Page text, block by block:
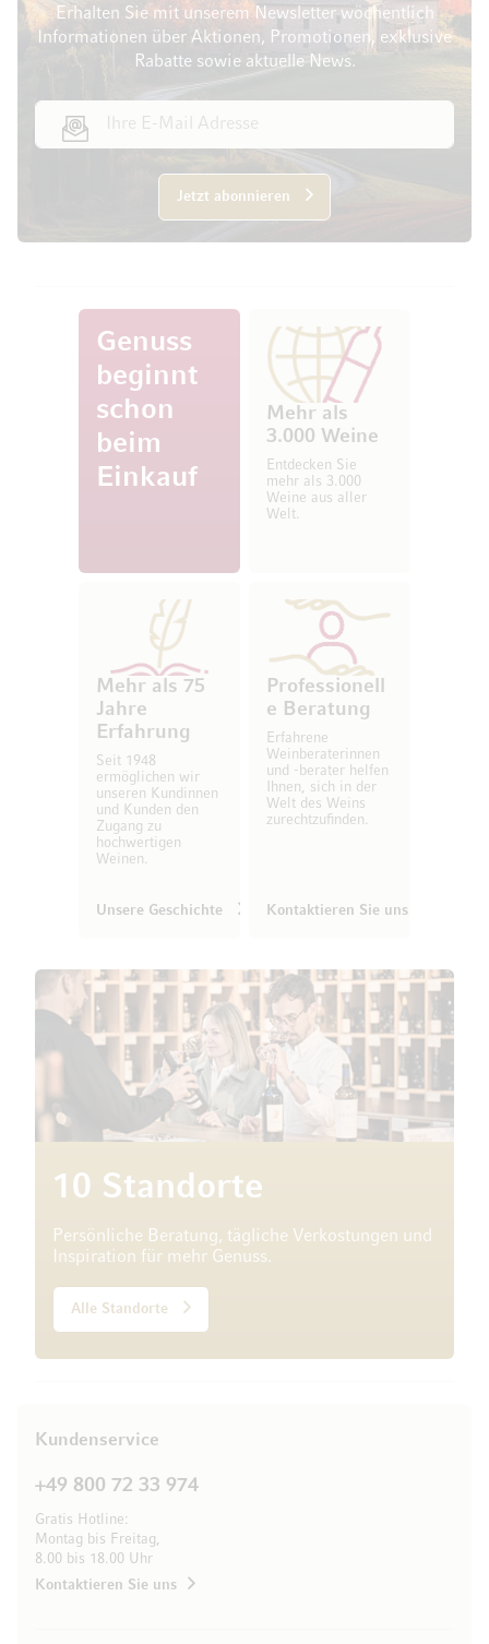
Erhalten Sie mit unserem Newsletter wöchentlich
Informationen über Aktionen, Promotionen, exklusive
Rabatte sowie aktuelle News.
Jetzt abonnieren
Genuss
beginnt
schon
beim
Einkauf
Mehr als
3.000 Weine
Entdecken Sie
mehr als 3.000
Weine aus aller
Welt.
Mehr als 75
Jahre
Erfahrung
Seit 1948
ermöglichen wir
unseren Kundinnen
und Kunden den
Zugang zu
hochwertigen
Weinen.
Unsere Geschichte
Professionell
e Beratung
Erfahrene
Weinberaterinnen
und -berater helfen
Ihnen, sich in der
Welt des Weins
zurechtzufinden.
Kontaktieren Sie uns
10 Standorte
Persönliche Beratung, tägliche Verkostungen und
Inspiration für mehr Genuss.
Alle Standorte
Kundenservice
+49 800 72 33 974
Gratis Hotline:
Montag bis Freitag,
8.00 bis 18.00 Uhr
Kontaktieren Sie uns